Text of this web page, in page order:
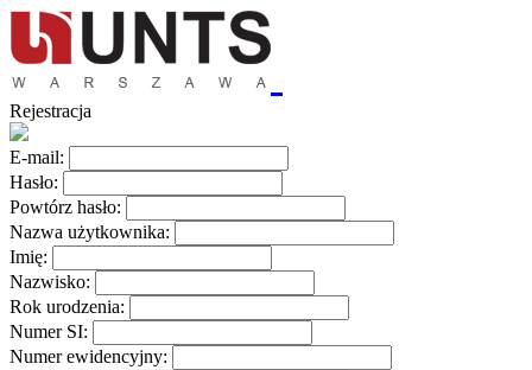
Rejestracja
E-mail:
Hasło:
Powtórz hasło:
Nazwa użytkownika:
Imię:
Nazwisko:
Rok urodzenia:
Numer SI:
Numer ewidencyjny: